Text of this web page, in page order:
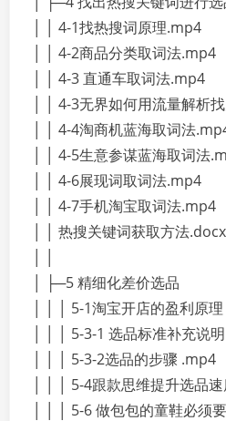
│ │ 4-1找热搜词原理.mp4
│ │ 4-2商品分类取词法.mp4
│ │ 4-3 直通车取词法.mp4
│ │ 4-3无界如何用流量解析
│ │ 4-4淘商机蓝海取词法
│ │ 4-5生意参谋蓝海取词法
│ │ 4-6展现词取词法.mp4
│ │ 4-7手机淘宝取词法.mp4
│ │ 热搜关键词获取方法.docx
│ ├─5 精细化差价选品
│ │ │ 5-1淘宝开店的盈利原
│ │ │ 5-3-1 选品标准补充说
│ │ │ 5-3-2选品的步骤 .mp4
│ │ │ 5-4跟款思维提升选品
│ │ │ 5-6 做包包的童鞋必须